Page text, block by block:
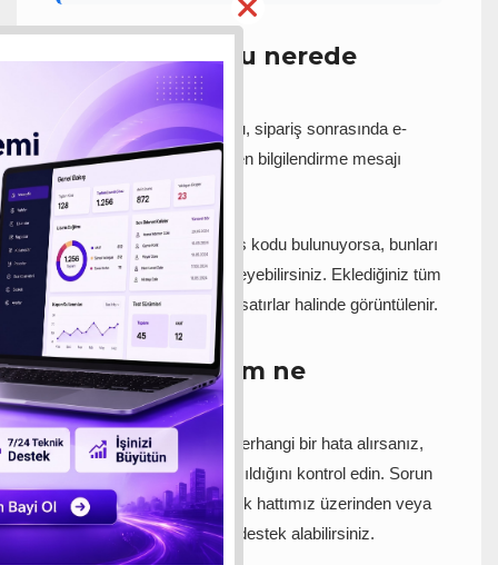
Lisans kodumu nerede
bulabilirim?
Satın aldığınız lisans kodu, sipariş sonrasında e-
posta adresinize gönderilen bilgilendirme mesajı
içerisinde yer alır.
Elinizde birden fazla lisans kodu bulunuyorsa, bunları
aynı ekrandan tek tek ekleyebilirsiniz. Eklediğiniz tüm
lisanslar alt bölümde ayrı satırlar halinde görüntülenir.
Sorun yaşarsam ne
yapmalıyım?
Lisans kodunu eklerken herhangi bir hata alırsanız,
öncelikle kodun doğru yazıldığını kontrol edin. Sorun
devam ederse canlı destek hattımız üzerinden veya
bizimle iletişime geçerek destek alabilirsiniz.